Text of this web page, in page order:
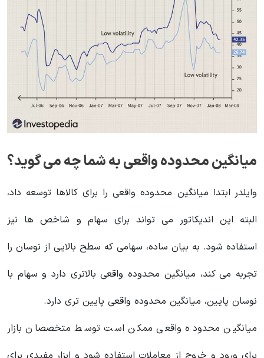
میانگین محدوده واقعی به شما چه می گوید؟
وایلدر ابتدا میانگین محدوده واقعی را برای کالاها توسعه داد،
البته این اندیکاتور می تواند برای سهام و شاخص ها نیز
استفاده شود. به بیان ساده، سهامی که سطح بالایی از نوسان را
تجربه می کند، میانگین محدوده واقعی بالاتری دارد و سهام با
نوسان پایین، میانگین محدوده واقعی پایین تری دارد.
میانگین محدوده واقعی ممکن است توسط متخصصان بازار